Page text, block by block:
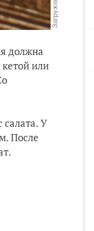
должна
или
У
После